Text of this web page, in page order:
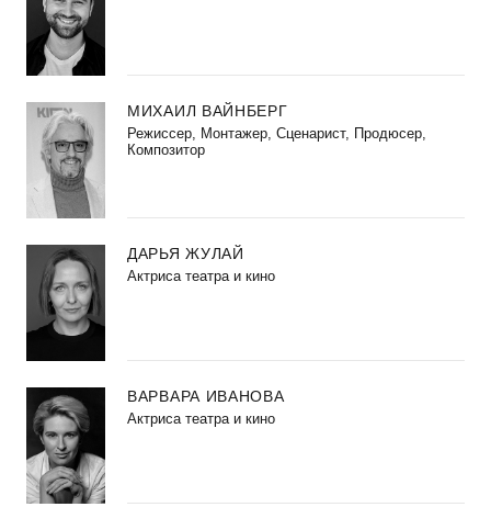
МИХАИЛ ВАЙНБЕРГ
Режиссер, Монтажер, Сценарист, Продюсер,
Композитор
ДАРЬЯ ЖУЛАЙ
Актриса театра и кино
ВАРВАРА ИВАНОВА
Актриса театра и кино